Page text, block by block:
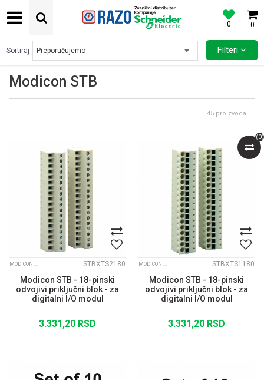
0
0
POVOLJNE CENE AUTOMATSKIH OSIGURACA SCHNEIDER ELECTRIC
(0)
Modicon STB
Sortiraj Filteri
45 proizvoda
MODICON STB STBXTS2180
Modicon STB - 18-pinski
odvojivi priključni blok - za
digitalni I/O modul
3.331,20 RSD
MODICON STB STBXTS1180
Modicon STB - 18-pinski
odvojivi priključni blok - za
digitalni I/O modul
3.331,20 RSD